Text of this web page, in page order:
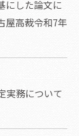
にした論文に
屋高裁令和7年
実務について